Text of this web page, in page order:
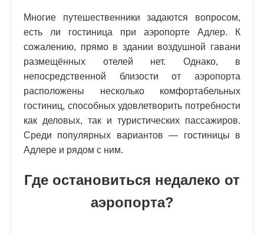
Многие путешественники задаются вопросом,
есть ли гостиница при аэропорте Адлер. К
сожалению, прямо в здании воздушной гавани
размещённых отелей нет. Однако, в
непосредственной близости от аэропорта
расположены несколько комфортабельных
гостиниц, способных удовлетворить потребности
как деловых, так и туристических пассажиров.
Среди популярных вариантов — гостиницы в
Адлере и рядом с ним.
Где остановиться недалеко от
аэропорта?